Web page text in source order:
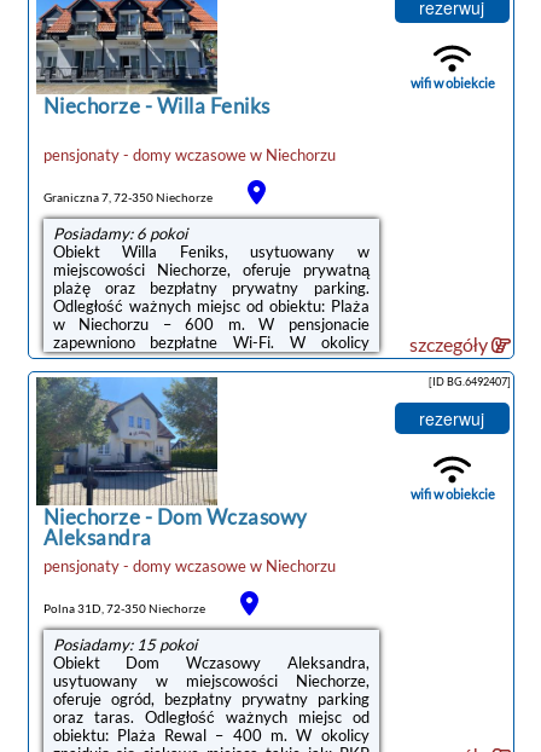
zakwaterowania w obiekcie wyposażono w
szafę i telewizor z płaskim ekranem. We
wszystkich pokojach w obiekcie znajduje się
prywatna łazienka z prysznicem ...
Niechorze-Willa Feniks
pensjonaty - domy wczasowew Niechorzu
Graniczna 7, 72-350 Niechorze
Posiadamy: 6 pokoi
Obiekt Willa Feniks, usytuowany w
miejscowości Niechorze, oferuje prywatną
plażę oraz bezpłatny prywatny parking.
Odległość ważnych miejsc od obiektu: Plaża
w Niechorzu – 600 m. W pensjonacie
zapewniono bezpłatne Wi-Fi. W okolicy
znajdują się ciekawe miejsca takie jak: Molo w
Kołobrzegu ( 46 km), Latarnia morska w
Kołobrzegu ( 47 km). Obiekt jest idealnym
wyborem dla niepalących. Odległość ważnych
miejsc od obiektu: PKP Kołobrzeg – 46 km.W
każdej opcji zakwaterowania w obiekcie
znajduje się szafa, telewizor z płaskim
ekranem oraz prywatna łazienka. Pościel i
ręczniki ...
rezerwuj
wifi w obiekcie
szczegóły
Niechorze- Dom Wczasowy
Aleksandra
pensjonaty - domy wczasowew Niechorzu
Polna 31D, 72-350 Niechorze
Posiadamy: 15 pokoi
Obiekt Dom Wczasowy Aleksandra,
usytuowany w miejscowości Niechorze,
oferuje ogród, bezpłatny prywatny parking
oraz taras. Odległość ważnych miejsc od
obiektu: Plaża Rewal – 400 m. W okolicy
[ID BG.6492407]
rezerwuj
wifi w obiekcie